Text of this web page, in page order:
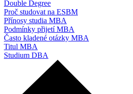
Double Degree
Proč studovat na ESBM
Přínosy studia MBA
Podmínky přijetí MBA
Často kladené otázky MBA
Titul MBA
Studium DBA